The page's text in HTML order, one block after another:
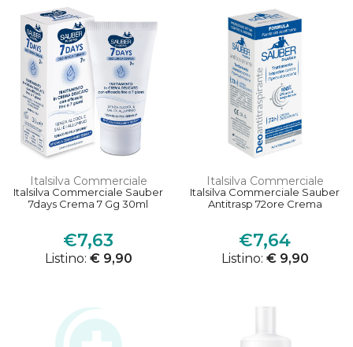
Italsilva Commerciale
Italsilva Commerciale Sauber
7days Crema 7 Gg 30ml
€7,63
Listino: € 9,90
Italsilva Commerciale
Italsilva Commerciale Sauber
Antitrasp 72ore Crema
€7,64
Listino: € 9,90